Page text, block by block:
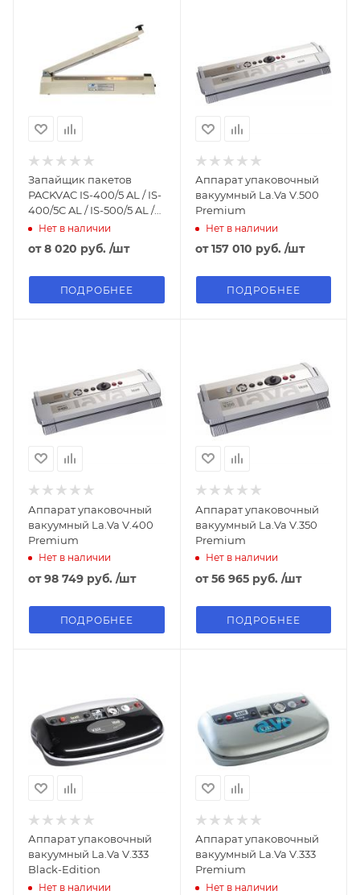
Запайщик пакетов
PACKVAC IS-400/5 AL / IS-
400/5C AL / IS-500/5 AL /
IS-500/5C AL
Нет в наличии
от8 020 руб. /шт
ПОДРОБНЕЕ
Аппарат упаковочный
вакуумный La.Va V.500
Premium
Нет в наличии
от157 010 руб. /шт
ПОДРОБНЕЕ
Аппарат упаковочный
вакуумный La.Va V.400
Premium
Нет в наличии
от98 749 руб. /шт
ПОДРОБНЕЕ
Аппарат упаковочный
вакуумный La.Va V.350
Premium
Нет в наличии
от56 965 руб. /шт
ПОДРОБНЕЕ
Аппарат упаковочный
вакуумный La.Va V.333
Black-Edition
Нет в наличии
Аппарат упаковочный
вакуумный La.Va V.333
Premium
Нет в наличии